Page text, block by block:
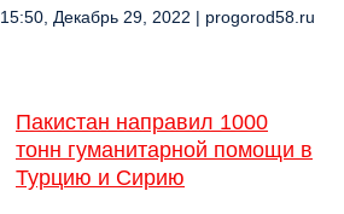
15:50, Декабрь 29, 2022 | progorod58.ru
Пакистан направил 1000
тонн гуманитарной помощи в
Турцию и Сирию